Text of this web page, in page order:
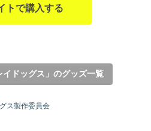
トで購入する
ドッグス」のグッズ一覧
ス製作委員会